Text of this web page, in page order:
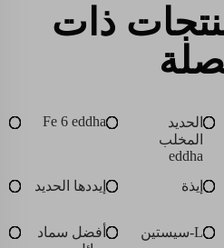
ذات
الحديد
المخلب
eddha
Fe 6 eddha
إيذة إيددها الحديد
L-سيستين
أفضل سماد